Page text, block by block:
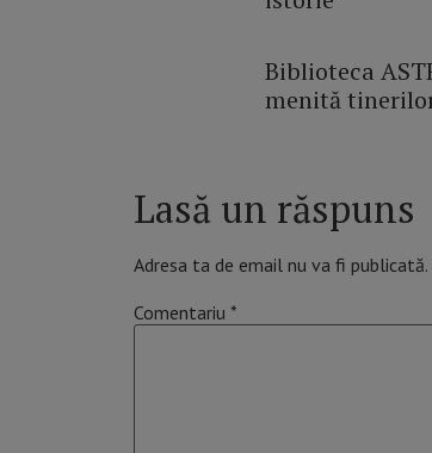
Biblioteca
menită
Lasă un răspuns
Adresa ta de email nu va fi publicată.
Comentariu *